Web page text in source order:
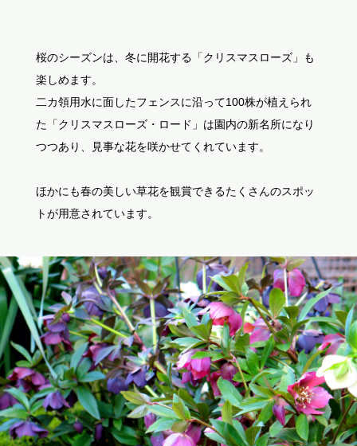
桜のシーズンは、冬に開花する「クリスマスローズ」も
楽しめます。
二カ領用水に面したフェンスに沿って100株が植えられ
た「クリスマスローズ・ロード」は園内の新名所になり
つつあり、見事な花を咲かせてくれています。
ほかにも春の美しい草花を観賞できるたくさんのスポッ
トが用意されています。